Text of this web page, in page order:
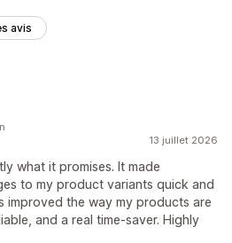
avis
13 juillet 2026
what it promises. It made
to my product variants quick and
improved the way my products are
and a real time-saver. Highly